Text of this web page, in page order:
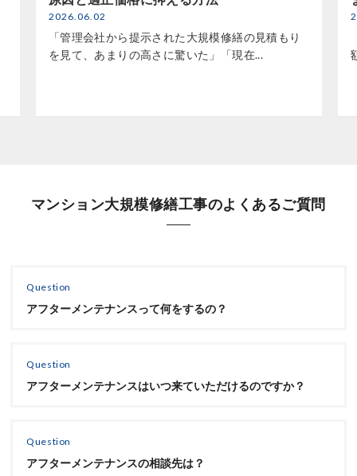
2026.06.02
「管理会社から提示された大規模修繕の見積もり
を見て、あまりの高さに驚いた」「現在...
マンション大規模修繕工事のよくあるご質問
Question
アフターメンテナンスって何をするの？
Question
アフターメンテナンスはいつ来ていただけるのですか？
Question
アフターメンテナンスの相談先は？